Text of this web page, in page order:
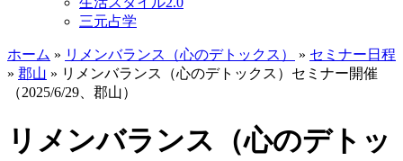
三元占学
ホーム » リメンバランス（心のデトックス） » セミナー日程
» 郡山 » リメンバランス（心のデトックス）セミナー開催
（2025/6/29、郡山）
リメンバランス（心のデトッ